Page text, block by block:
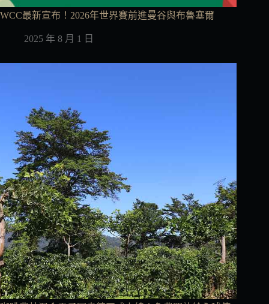
WCC最新宣布！2026年世界賽前進曼谷與布魯塞爾
2025 年 8 月 1 日